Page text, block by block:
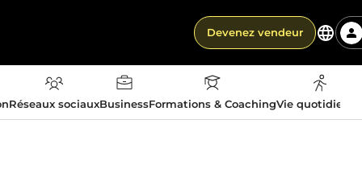
Devenez vendeur
Réseaux sociauxBusinessFormations & CoachingVie